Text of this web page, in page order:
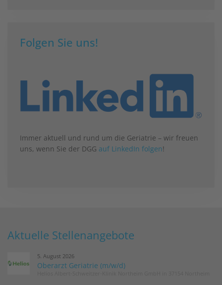
Folgen Sie uns!
Immer aktuell und rund um die Geriatrie – wir freuen
uns, wenn Sie der DGG auf LinkedIn folgen!
Aktuelle Stellenangebote
5. August 2026
Oberarzt Geriatrie (m/w/d)